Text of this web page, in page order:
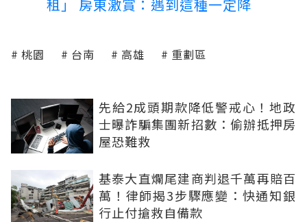
租」 房東激賞：遇到這種一定降
桃園 台南 高雄 重劃區
先給2成頭期款降低警戒心！地政
士曝詐騙集團新招數：偷辦抵押房
屋恐難救
基泰大直爛尾建商判退千萬再賠百
萬！律師揭3步驟應變：快通知銀
行止付搶救自備款